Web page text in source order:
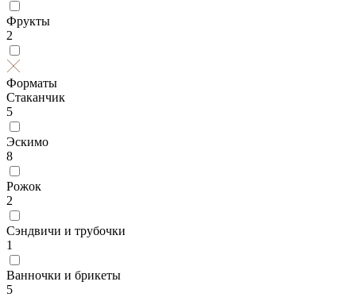
Фрукты
2
Форматы
Стаканчик
5
Эскимо
8
Рожок
2
Сэндвичи и трубочки
1
Ванночки и брикеты
5